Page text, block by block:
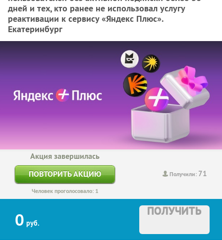
дней и тех, кто ранее не использовал услугу
реактивации к сервису «Яндекс Плюс».
Екатеринбург
Получили: 71
Акция завершилась
ПОВТОРИТЬ АКЦИЮ
Человек проголосовало: 1
0 руб.
ПОЛУЧИТЬ